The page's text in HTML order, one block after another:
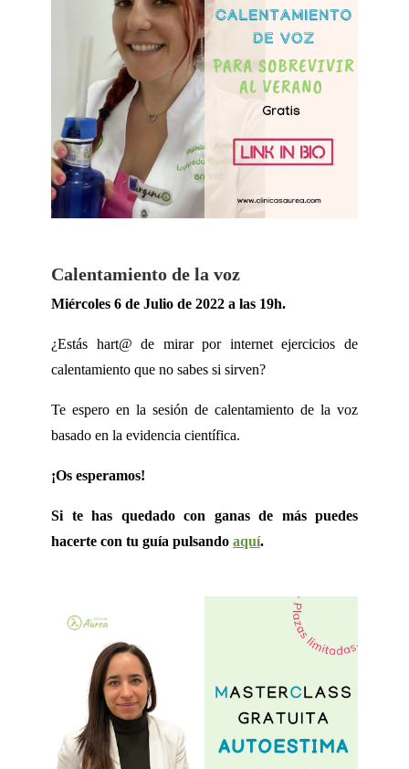
Calentamiento de la voz
Miércoles 6 de Julio de 2022 a las 19h.
¿Estás hart@ de mirar por internet ejercicios de
calentamiento que no sabes si sirven?
Te espero en la sesión de calentamiento de la voz
basado en la evidencia científica.
¡Os esperamos!
Si te has quedado con ganas de más puedes
hacerte con tu guía pulsando aquí.